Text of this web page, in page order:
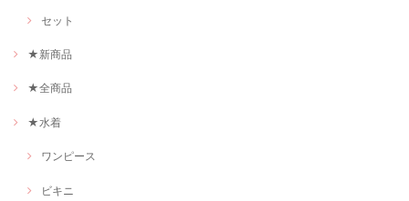
セット
★新商品
★全商品
★水着
ワンピース
ビキニ